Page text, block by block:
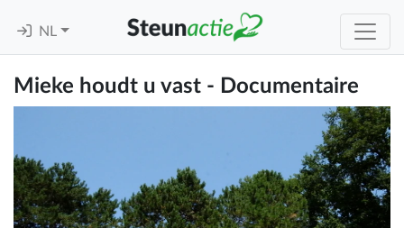
NL
Mieke houdt u vast - Documentaire